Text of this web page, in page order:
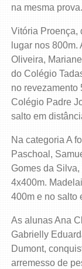
na mesma prova.
Vitória Proença,
lugar nos
Oliveira,
do Colégio
no revezamento
Colégio Padre
salto em
Na categoria A
Paschoal,
Gomes da
4x400m.
400m e no salto
As alunas Ana
Gabrielly
Dumont,
arremesso de